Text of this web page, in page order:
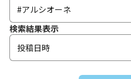
検索結果表示
投稿日時